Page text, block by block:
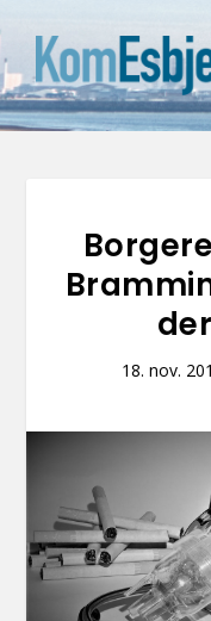
18. nov.